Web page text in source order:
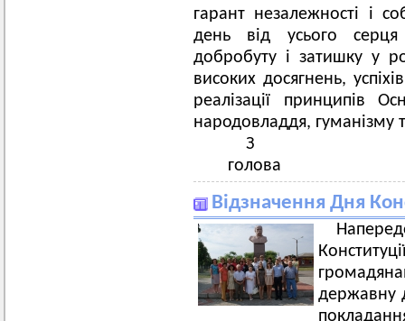
гарант незалежності і
день від усього
добробуту і затишку у
високих досягнень,
реалізації принципів
народовладдя, гуманізму
З
голова
Відзначення Дня
державну